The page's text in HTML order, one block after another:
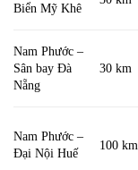
Biển Mỹ Khê
Nam Phước –
Sân bay Đà
Nẵng
30 km
Nam Phước –
Đại Nội Huế
100 km